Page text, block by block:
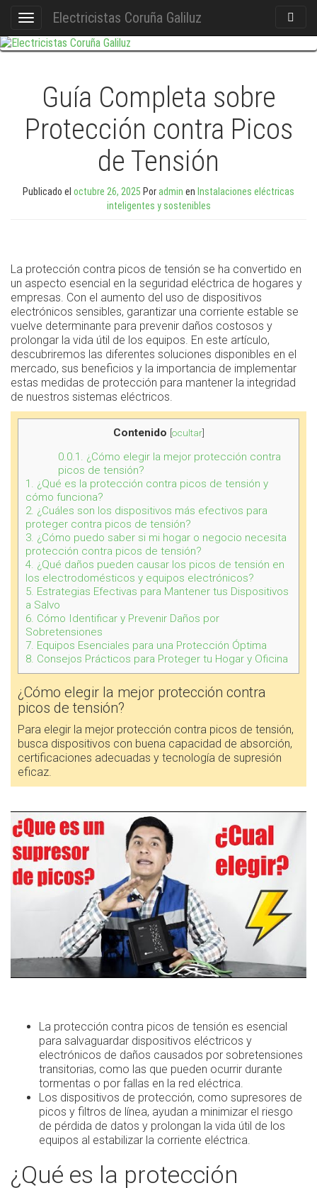
Cambiar
navegación
Act./
Electricistas Coruña Galiluz
Guía Completa sobre
Protección contra Picos
de Tensión
Publicado el octubre 26, 2025 Poradmin en Instalaciones eléctricas
inteligentes y sostenibles
La protección contra picos de tensión se ha convertido en
un aspecto esencial en la seguridad eléctrica de hogares y
empresas. Con el aumento del uso de dispositivos
electrónicos sensibles, garantizar una corriente estable se
vuelve determinante para prevenir daños costosos y
prolongar la vida útil de los equipos. En este artículo,
descubriremos las diferentes soluciones disponibles en el
mercado, sus beneficios y la importancia de implementar
estas medidas de protección para mantener la integridad
de nuestros sistemas eléctricos.
Contenido [ocultar]
0.0.1. ¿Cómo elegir la mejor protección contra
picos de tensión?
1. ¿Qué es la protección contra picos de tensión y
cómo funciona?
2. ¿Cuáles son los dispositivos más efectivos para
proteger contra picos de tensión?
3. ¿Cómo puedo saber si mi hogar o negocio necesita
protección contra picos de tensión?
4. ¿Qué daños pueden causar los picos de tensión en
los electrodomésticos y equipos electrónicos?
5. Estrategias Efectivas para Mantener tus Dispositivos
a Salvo
6. Cómo Identificar y Prevenir Daños por
Sobretensiones
7. Equipos Esenciales para una Protección Óptima
8. Consejos Prácticos para Proteger tu Hogar y Oficina
¿Cómo elegir la mejor protección contra
picos de tensión?
Para elegir la mejor protección contra picos de tensión,
busca dispositivos con buena capacidad de absorción,
certificaciones adecuadas y tecnología de supresión
eficaz.
La protección contra picos de tensión es esencial
para salvaguardar dispositivos eléctricos y
electrónicos de daños causados por sobretensiones
transitorias, como las que pueden ocurrir durante
tormentas o por fallas en la red eléctrica.
Los dispositivos de protección, como supresores de
picos y filtros de línea, ayudan a minimizar el riesgo
de pérdida de datos y prolongan la vida útil de los
equipos al estabilizar la corriente eléctrica.
¿Qué es la protección